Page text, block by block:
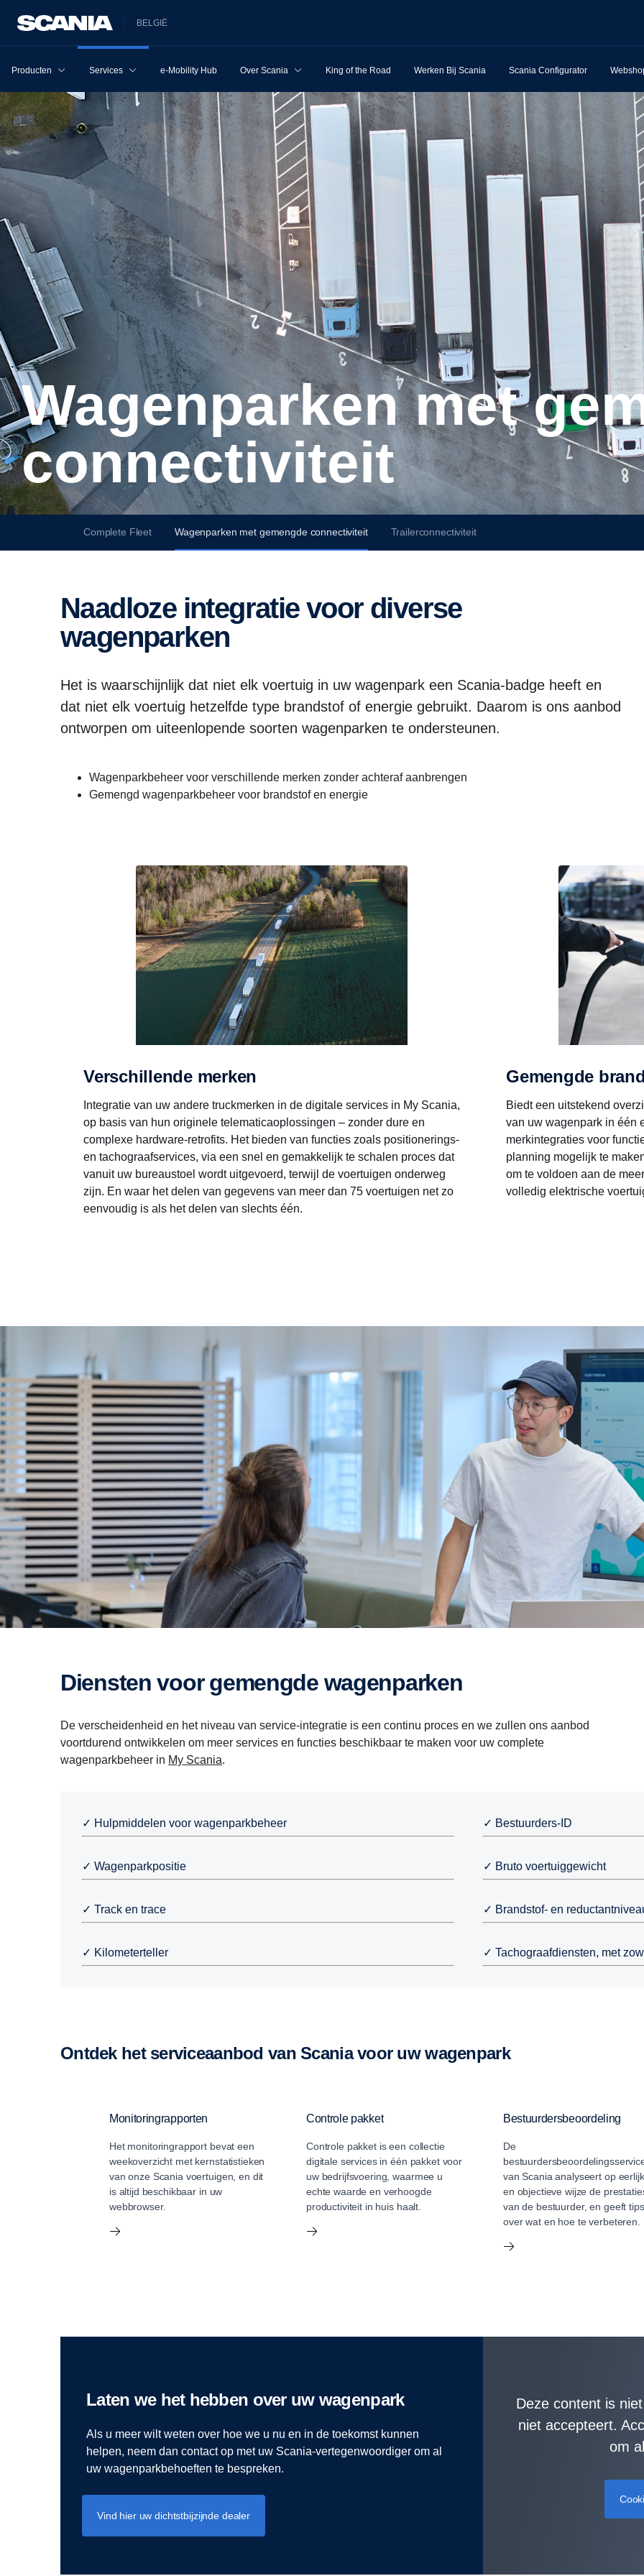
BELGIË
Producten Services e-Mobility Hub Over Scania King of the Road Werken Bij Scania Scania Configurator
Wagenparken met gemengde
connectiviteit
Complete Fleet Wagenparken met gemengde connectiviteit Trailerconnectiviteit
Naadloze integratie voor diverse
wagenparken
Het is waarschijnlijk dat niet elk voertuig in uw wagenpark een Scania-badge heeft en
dat niet elk voertuig hetzelfde type brandstof of energie gebruikt. Daarom is ons aanbod
ontworpen om uiteenlopende soorten wagenparken te ondersteunen.
Wagenparkbeheer voor verschillende merken zonder achteraf aanbrengen
Gemengd wagenparkbeheer voor brandstof en energie
Verschillende merken
Integratie van uw andere truckmerken in de digitale services in My Scania,
op basis van hun originele telematicaoplossingen – zonder dure en
complexe hardware-retrofits. Het bieden van functies zoals positionerings-
en tachograafservices, via een snel en gemakkelijk te schalen proces dat
vanuit uw bureaustoel wordt uitgevoerd, terwijl de voertuigen onderweg
zijn. En waar het delen van gegevens van meer dan 75 voertuigen net zo
eenvoudig is als het delen van slechts één.
Gemengde
Biedt een uitstekend
van uw wagenpark in één
merkintegraties voor
planning mogelijk te
om te voldoen aan de
volledig elektrische
Diensten voor gemengde wagenparken
De verscheidenheid en het niveau van service-integratie is een continu proces en we zullen ons aanbod
voortdurend ontwikkelen om meer services en functies beschikbaar te maken voor uw complete
wagenparkbeheer in My Scania.
✓ Hulpmiddelen voor wagenparkbeheer
✓ Wagenparkpositie
✓ Track en trace
✓ Kilometerteller
✓ Bestuurders-ID
✓ Bruto voertuiggewicht
✓ Brandstof- en
✓ Tachograafdiensten, met
Ontdek het serviceaanbod van Scania voor uw wagenpark
Monitoringrapporten
Het monitoringrapport bevat een
weekoverzicht met kernstatistieken
van onze Scania voertuigen, en dit
is altijd beschikbaar in uw
webbrowser.
Controle pakket
Controle pakket is een collectie
digitale services in één pakket voor
uw bedrijfsvoering, waarmee u
echte waarde en verhoogde
productiviteit in huis haalt.
Bestuurdersbeoordeling
De
van Scania analyseert op
en objectieve wijze de
van de bestuurder, en geeft tips
over wat en hoe te verbeteren.
Laten we het hebben over uw wagenpark
Als u meer wilt weten over hoe we u nu en in de toekomst kunnen
helpen, neem dan contact op met uw Scania-vertegenwoordiger om al
uw wagenparkbehoeften te bespreken.
Vind hier uw dichtstbijzijnde dealer
Deze content is
niet accepteert.
om